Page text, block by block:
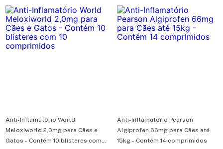
Anti-Inflamatório World
Meloxiworld 2,0mg para Cães e
Gatos - Contém 10 blísteres com
Anti-Inflamatório Pearson
Algiprofen 66mg para Cães até
15kg - Contém 14 comprimidos